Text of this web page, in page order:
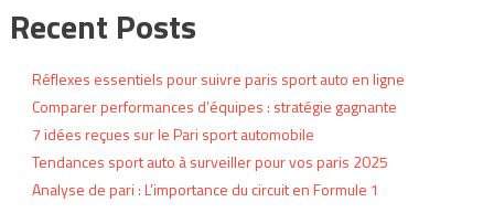
Recent Posts
Réflexes essentiels pour suivre paris sport auto en ligne
Comparer performances d’équipes : stratégie gagnante
7 idées reçues sur le Pari sport automobile
Tendances sport auto à surveiller pour vos paris 2025
Analyse de pari : L’importance du circuit en Formule 1